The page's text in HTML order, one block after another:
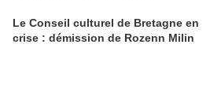
Le Conseil culturel de Bretagne en
crise : démission de Rozenn Milin